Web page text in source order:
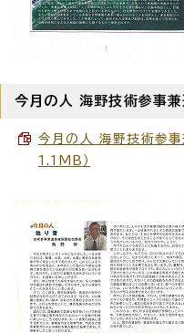
今月の人 海野技術参事
今月の人 海野技術参
1.1MB）